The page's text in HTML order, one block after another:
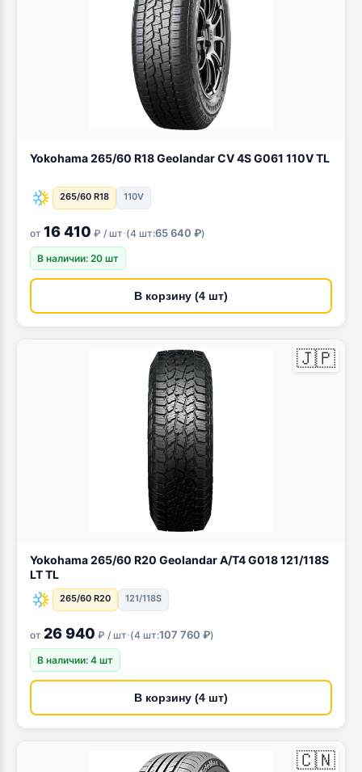
Yokohama 265/60 R18 Geolandar CV 4S G061 110V TL
265/60 R18 110V
от 16 410 ₽ / шт·(4 шт:65 640 ₽)
В наличии: 20 шт
В корзину (4 шт)
🇯🇵
Yokohama 265/60 R20 Geolandar A/T4 G018 121/118S
LT TL
265/60 R20 121/118S
от 26 940 ₽ / шт·(4 шт:107 760 ₽)
В наличии: 4 шт
В корзину (4 шт)
🇨🇳